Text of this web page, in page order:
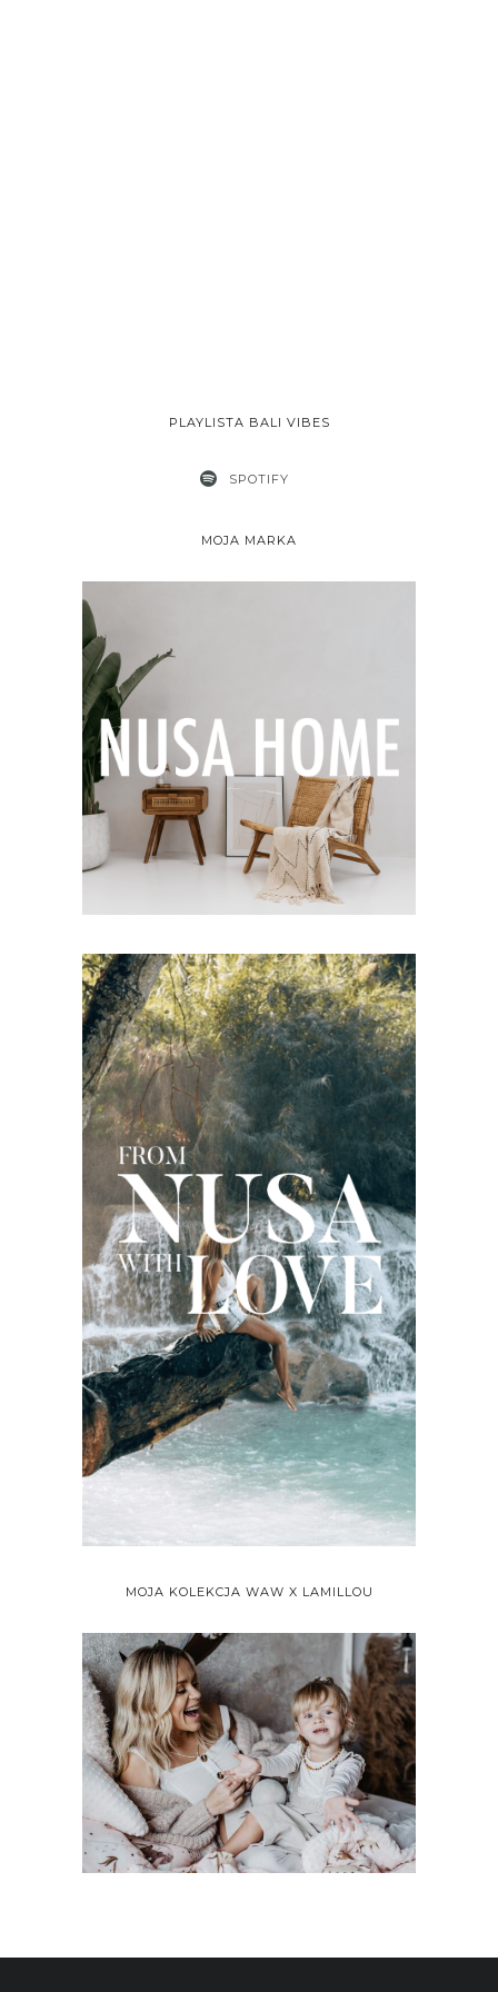
PLAYLISTA BALI VIBES
SPOTIFY
MOJA MARKA
MOJA KOLEKCJA WAW X LAMILLOU